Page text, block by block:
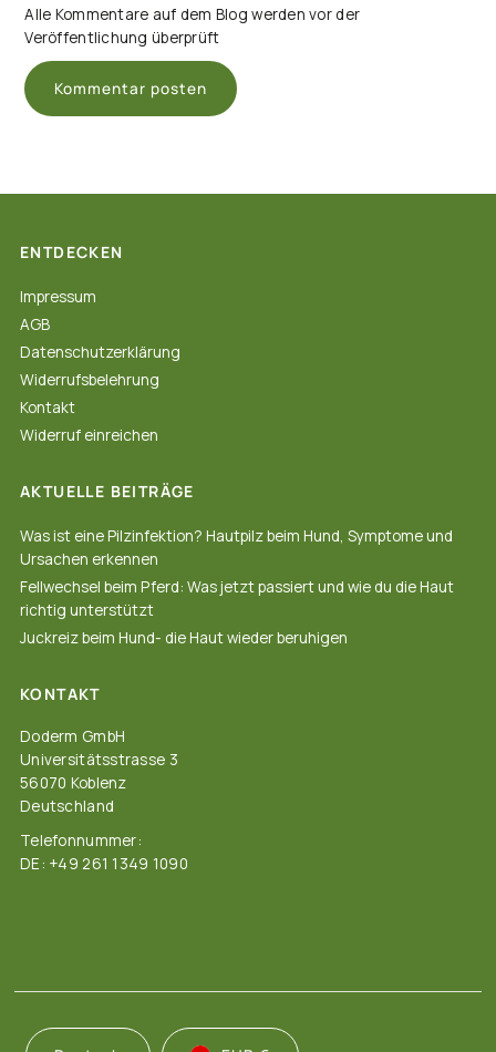
Alle Kommentare auf dem Blog werden vor der
Veröffentlichung überprüft
ENTDECKEN
Impressum
AGB
Datenschutzerklärung
Widerrufsbelehrung
Kontakt
Widerruf einreichen
AKTUELLE BEITRÄGE
Was ist eine Pilzinfektion? Hautpilz beim Hund, Symptome und
Ursachen erkennen
Fellwechsel beim Pferd: Was jetzt passiert und wie du die Haut
richtig unterstützt
Juckreiz beim Hund- die Haut wieder beruhigen
KONTAKT
Doderm GmbH
Universitätsstrasse 3
56070 Koblenz
Deutschland
Telefonnummer:
DE: +49 261 1349 1090